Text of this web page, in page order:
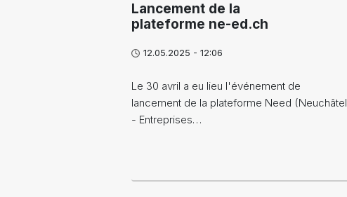
Lancement de la
plateforme ne-ed.ch
12.05.2025 - 12:06
Le 30 avril a eu lieu l'événement de
lancement de la plateforme Need (Neuchâtel
- Entreprises…